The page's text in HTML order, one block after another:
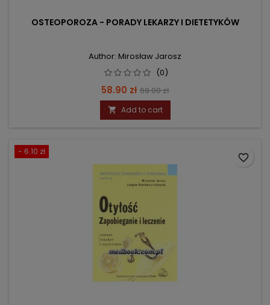
OSTEOPOROZA - PORADY LEKARZY I DIETETYKÓW
Author: Mirosław Jarosz
(0)
Price
58.90 zł Regular
price
69.00 zł
 Add to cart
- 6.10 zł
favorite_border